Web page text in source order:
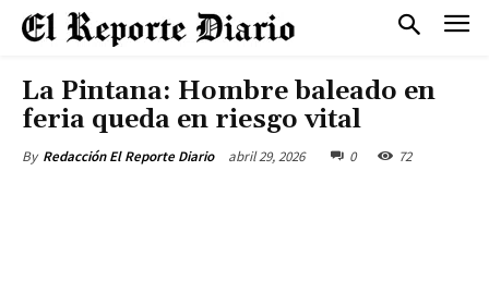
La Pintana: Hombre baleado en
feria queda en riesgo vital
By Redacción El Reporte Diario abril 29, 2026 0 72